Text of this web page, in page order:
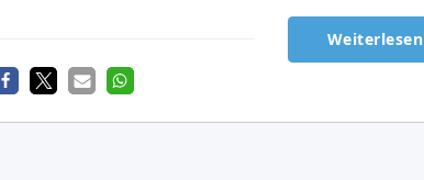
Weiterlesen